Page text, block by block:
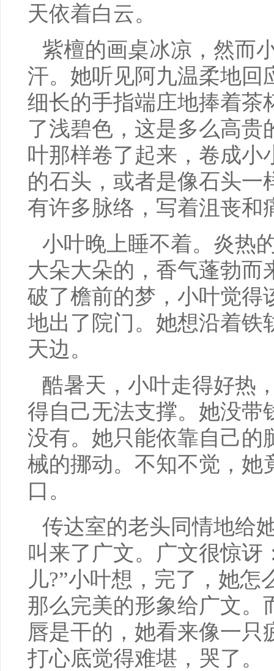
天依着白云。
紫檀的画桌冰凉，然而
汗。她听见阿九温柔地回
细长的手指端庄地捧着茶
了浅碧色，这是多么高贵
叶那样卷了起来，卷成小
的石头，或者是像石头一
有许多脉络，写着沮丧和
小叶晚上睡不着。炎热
大朵大朵的，香气蓬勃而
破了檐前的梦，小叶觉得
地出了院门。她想沿着铁
天边。
酷暑天，小叶走得好热
得自己无法支撑。她没带
没有。她只能依靠自己的
械的挪动。不知不觉，她
口。
传达室的老头同情地给
叫来了广文。广文很惊讶
儿?”小叶想，完了，她
那么完美的形象给广文。
唇是干的，她看来像一只
打心底觉得难堪，哭了。